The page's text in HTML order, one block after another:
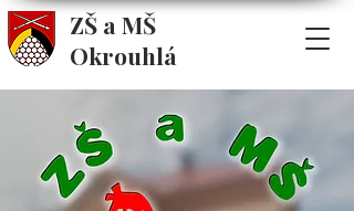
ZŠ a MŠ
Okrouhlá